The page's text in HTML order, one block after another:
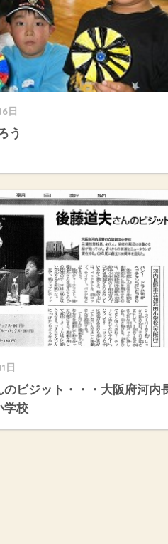
日
う
日
のビジット・・・大阪府河内
学校